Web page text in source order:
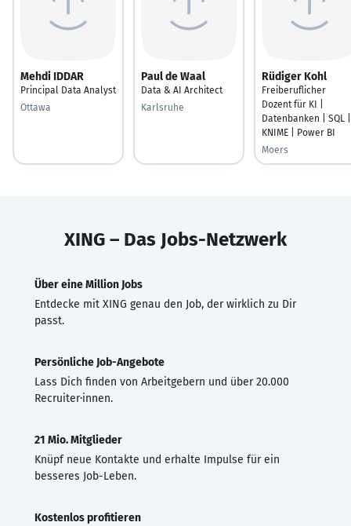
Mehdi IDDAR
Principal Data Analyst
Ottawa
Paul de Waal
Data & AI Architect
Karlsruhe
Rüdiger Kohl
Freiberuflicher
Dozent für KI |
Datenbanken | SQL |
KNIME | Power BI
Moers
XING – Das Jobs-Netzwerk
Über eine Million Jobs
Entdecke mit XING genau den Job, der wirklich zu Dir
passt.
Persönliche Job-Angebote
Lass Dich finden von Arbeitgebern und über 20.000
Recruiter·innen.
21 Mio. Mitglieder
Knüpf neue Kontakte und erhalte Impulse für ein
besseres Job-Leben.
Kostenlos profitieren